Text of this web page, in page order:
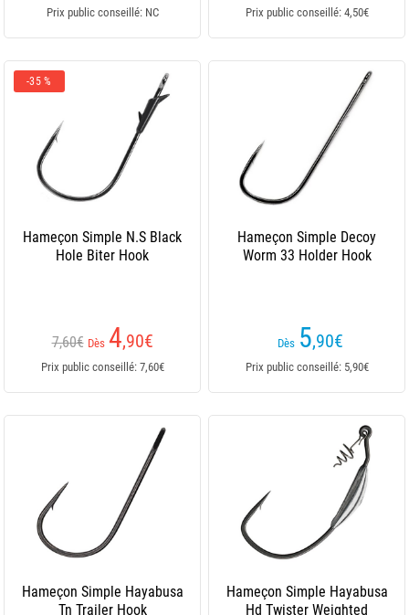
Prix public conseillé: NC Prix public conseillé: 4,50€
-35 %
Hameçon Simple N.S Black
Hole Biter Hook
7,60€ Dès 4,90€
Prix public conseillé: 7,60€
Hameçon Simple Decoy
Worm 33 Holder Hook
Dès 5,90€
Prix public conseillé: 5,90€
Hameçon Simple Hayabusa
Tn Trailer Hook
Hameçon Simple Hayabusa
Hd Twister Weighted